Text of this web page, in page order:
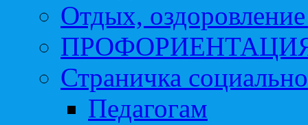
Отдых, оздоровление
Страничка
Педагогам